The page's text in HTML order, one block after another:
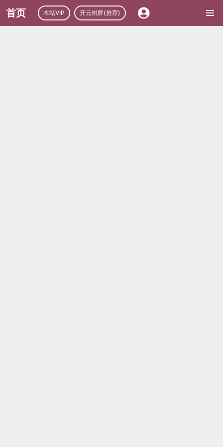
首页 本站VIP 开元棋牌(推荐)